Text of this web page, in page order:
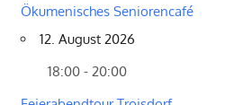
Ökumenisches Seniorencafé
12. August 2026
18:00 - 20:00